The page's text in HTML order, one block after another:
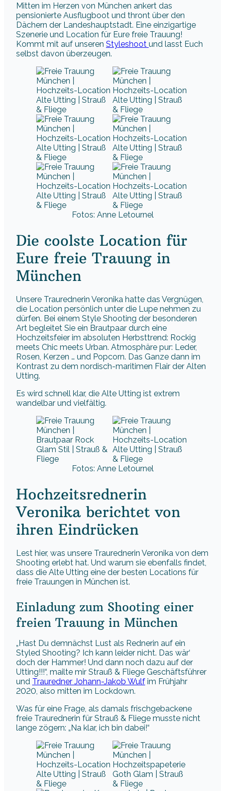
Mitten im Herzen von München ankert das
pensionierte Ausflugboot und thront über den
Dächern der Landeshauptstadt. Eine einzigartige
Szenerie und Location für Eure freie Trauung!
Kommt mit auf unseren Styleshoot und lasst Euch
selbst davon überzeugen.
Fotos: Anne Letournel
Die coolste Location für
Eure freie Trauung in
München
Unsere Traurednerin Veronika hatte das Vergnügen,
die Location persönlich unter die Lupe nehmen zu
dürfen. Bei einem Style Shooting der besonderen
Art begleitet Sie ein Brautpaar durch eine
Hochzeitsfeier im absoluten Herbsttrend: Rockig
meets Chic meets Urban. Atmosphäre pur: Leder,
Rosen, Kerzen … und Popcorn. Das Ganze dann im
Kontrast zu dem nordisch-maritimen Flair der Alten
Utting.
Es wird schnell klar, die Alte Utting ist extrem
wandelbar und vielfältig.
Fotos: Anne Letournel
Hochzeitsrednerin
Veronika berichtet von
ihren Eindrücken
Lest hier, was unsere Traurednerin Veronika von dem
Shooting erlebt hat. Und warum sie ebenfalls findet,
dass die Alte Utting eine der besten Locations für
freie Trauungen in München ist.
Einladung zum Shooting einer
freien Trauung in München
„Hast Du demnächst Lust als Rednerin auf ein
Styled Shooting? Ich kann leider nicht. Das wär‘
doch der Hammer! Und dann noch dazu auf der
Utting!!!“, mailte mir Strauß & Fliege Geschäftsführer
und Trauredner Johann-Jakob Wulf im Frühjahr
2020, also mitten im Lockdown.
Was für eine Frage, als damals frischgebackene
freie Traurednerin für Strauß & Fliege musste nicht
lange zögern: „Na klar, ich bin dabei!“